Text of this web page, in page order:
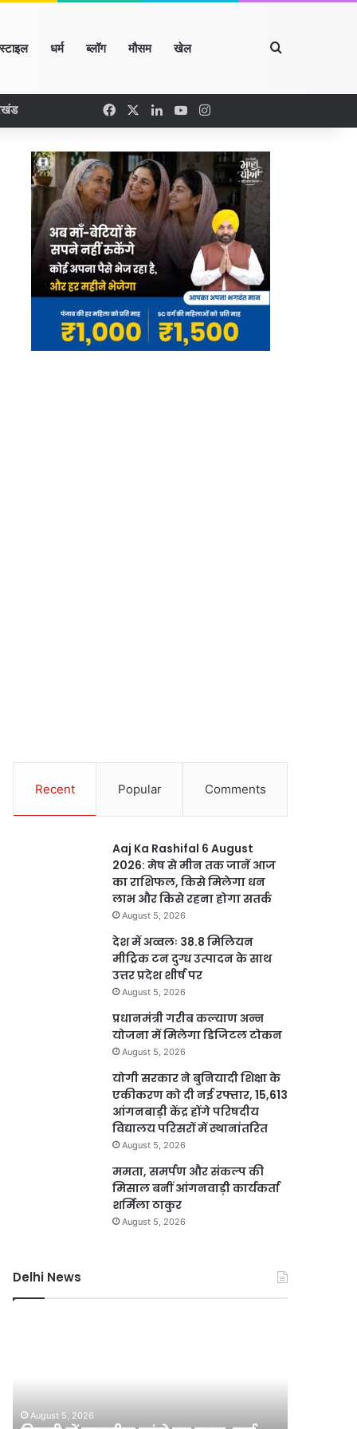
धर्म ब्लॉग मौसम खेल Search for
FacebookLinkedIn
YouTubeInstagram
Recent Popular Comments
Aaj Ka Rashifal 6 August
2026: मेष से मीन तक जानें आज
का राशिफल, किसे मिलेगा धन
लाभ और किसे रहना होगा सतर्क
August 5, 2026
देश में अव्वलः 38.8 मिलियन
मीट्रिक टन दुग्ध उत्पादन के साथ
उत्तर प्रदेश शीर्ष पर
August 5, 2026
प्रधानमंत्री गरीब कल्याण अन्न
योजना में मिलेगा डिजिटल टोकन
August 5, 2026
योगी सरकार ने बुनियादी शिक्षा के
एकीकरण को दी नई रफ्तार, 15,613
आंगनबाड़ी केंद्र होंगे परिषदीय
विद्यालय परिसरों में स्थानांतरित
August 5, 2026
ममता, समर्पण और संकल्प की
मिसाल बनीं आंगनवाड़ी कार्यकर्ता
शर्मिला ठाकुर
August 5, 2026
Delhi News